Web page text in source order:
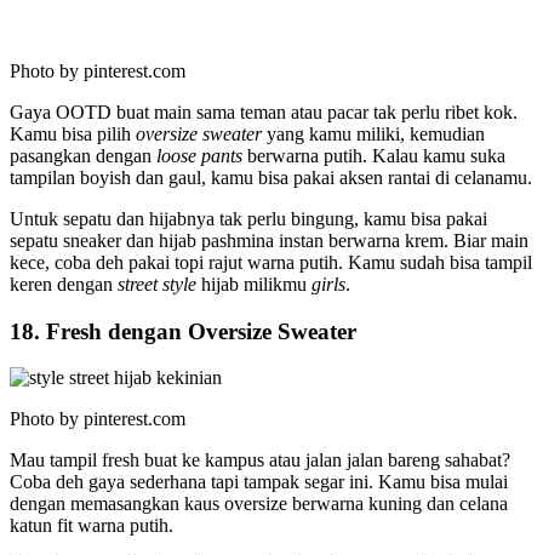
Photo by pinterest.com
Gaya OOTD buat main sama teman atau pacar tak perlu ribet kok.
Kamu bisa pilih oversize sweateryang kamu miliki, kemudian
pasangkan dengan loose pants berwarna putih. Kalau kamu suka
tampilan boyish dan gaul, kamu bisa pakai aksen rantai di celanamu.
Untuk sepatu dan hijabnya tak perlu bingung, kamu bisa pakai
sepatu sneaker dan hijab pashmina instan berwarna krem. Biar main
kece, coba deh pakai topi rajut warna putih. Kamu sudah bisa tampil
keren dengan street style hijab milikmu girls.
18. Fresh dengan Oversize Sweater
Photo by pinterest.com
Mau tampil fresh buat ke kampus atau jalan jalan bareng sahabat?
Coba deh gaya sederhana tapi tampak segar ini. Kamu bisa mulai
dengan memasangkan kaus oversize berwarna kuning dan celana
katun fit warna putih.